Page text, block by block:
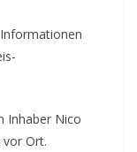
Inhaber Nico
Ort.